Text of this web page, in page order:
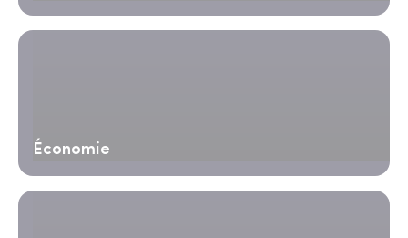
Économie